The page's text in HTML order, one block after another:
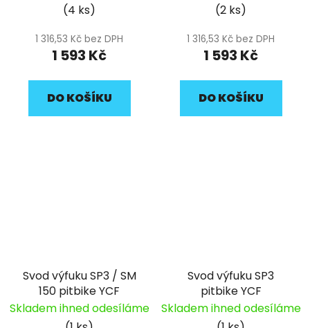
(4 ks)
1 316,53 Kč bez DPH
1 593 Kč
DO KOŠÍKU
(2 ks)
1 316,53 Kč bez DPH
1 593 Kč
DO KOŠÍKU
Svod výfuku SP3 / SM
150 pitbike YCF
Skladem ihned odesíláme
Svod výfuku SP3
pitbike YCF
Skladem ihned odesíláme